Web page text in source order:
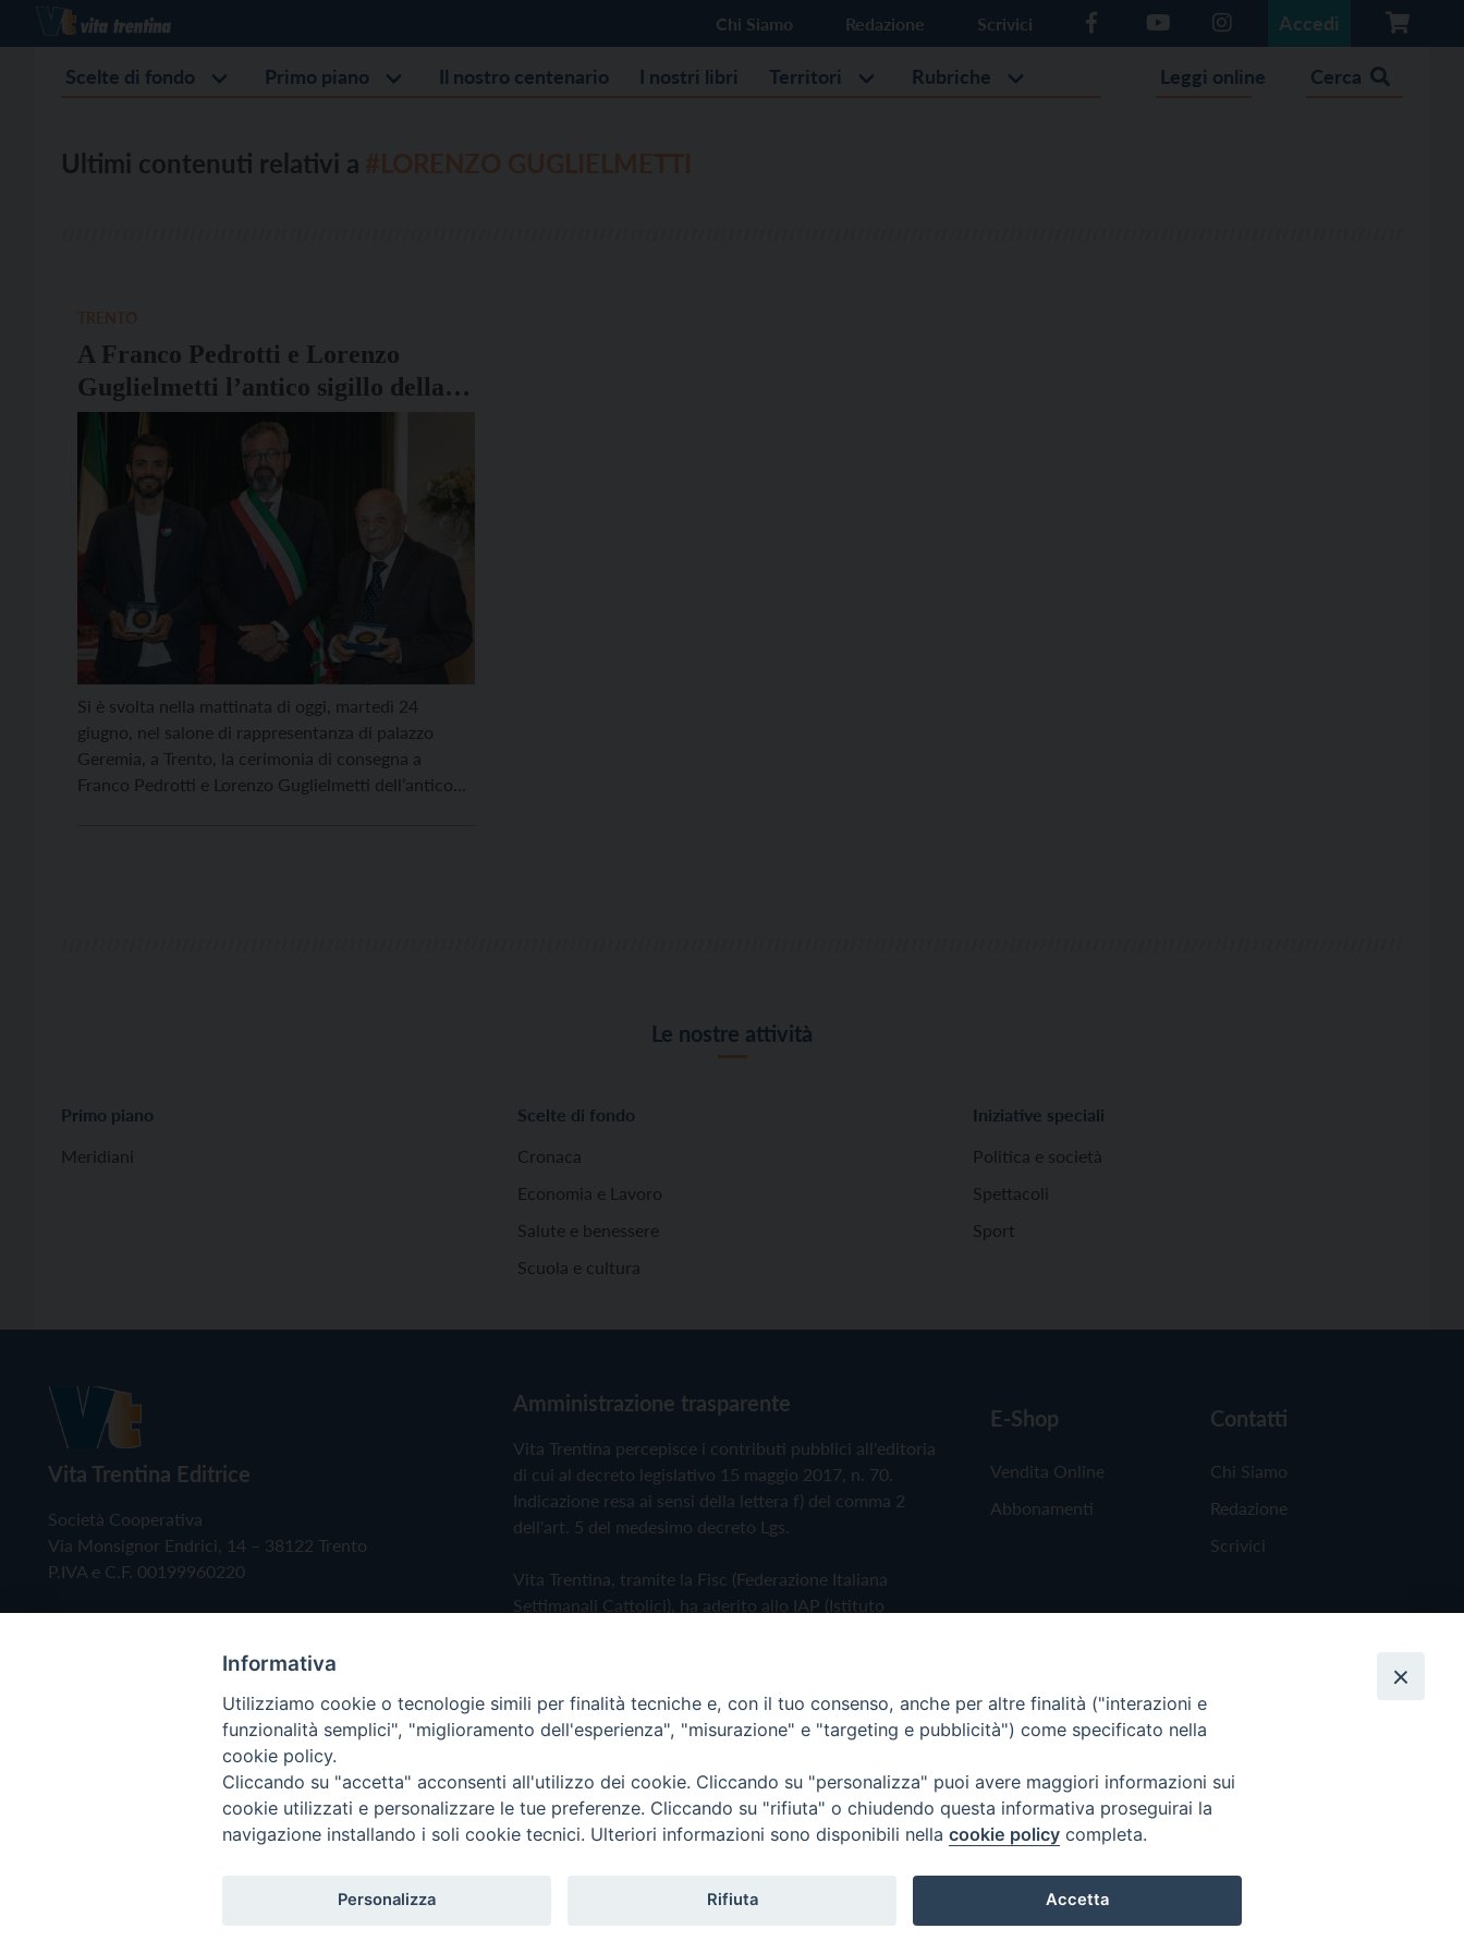
Chi Siamo Redazione Scrivici Accedi
Scelte di fondo Primo piano Il nostro centenario I nostri libri Territori Rubriche Leggi online Cerca
Ultimi contenuti relativi a
A Franco Pedrotti e Lorenzo
Guglielmetti l’antico sigillo della
città di Trento
Si è svolta nella mattinata di oggi, martedì 24
giugno, nel salone di rappresentanza di palazzo
Geremia, a Trento, la cerimonia di consegna a
Franco Pedrotti e Lorenzo Guglielmetti dell’antico
Le nostre attività
Primo piano
Meridiani
Scelte di fondo
Cronaca
Economia e Lavoro
Salute e benessere
Scuola e cultura
Iniziative speciali
Politica e società
Spettacoli
Sport
Vita Trentina Editrice
Società Cooperativa
Via Monsignor Endrici, 14 – 38122 Trento
P.IVA e C.F. 00199960220
Amministrazione trasparente
Vita Trentina percepisce i contributi pubblici all'editoria
di cui al decreto legislativo 15 maggio 2017, n. 70.
Indicazione resa ai sensi della lettera f) del comma 2
dell'art. 5 del medesimo decreto Lgs.
Vita Trentina, tramite la Fisc (Federazione Italiana
Settimanali Cattolici), ha aderito allo IAP (Istituto
Privacy Policy Cookie Policy
E-Shop
Vendita Online
Abbonamenti
Contatti
Chi Siamo
Redazione
Scrivici
Copyright © 2019 - Tutti i diritti riservati - Vita Trentina Editrice
Informativa
Utilizziamo cookie o tecnologie simili per finalità tecniche e, con il tuo consenso, anche per altre finalità ("interazioni e
funzionalità semplici", "miglioramento dell'esperienza", "misurazione" e "targeting e pubblicità") come specificato nella
cookie policy.
Cliccando su "accetta" acconsenti all'utilizzo dei cookie. Cliccando su "personalizza" puoi avere maggiori informazioni sui
cookie utilizzati e personalizzare le tue preferenze. Cliccando su "rifiuta" o chiudendo questa informativa proseguirai la
navigazione installando i soli cookie tecnici. Ulteriori informazioni sono disponibili nella cookie policy completa.
Personalizza Rifiuta Accetta